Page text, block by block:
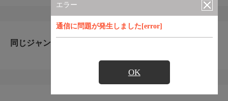
エラー
通信に問題が発生しました[error]
OK
同じジャンルのおすすめ番組